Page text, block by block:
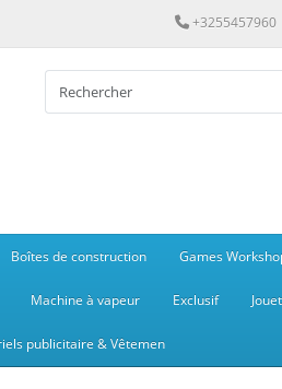
+3255457960
Boîtes de construction Games
Machine à vapeur Exclusif
publicitaire & Vêtemen